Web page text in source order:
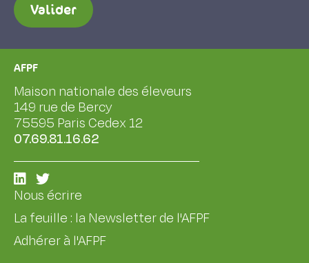
Valider
AFPF
Maison nationale des éleveurs
149 rue de Bercy
75595 Paris Cedex 12
07.69.81.16.62
Nous écrire
La feuille : la Newsletter de l'AFPF
Adhérer à l'AFPF